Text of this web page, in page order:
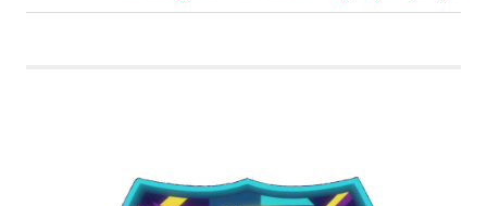
GPWTLGFGA+/-inlägg: